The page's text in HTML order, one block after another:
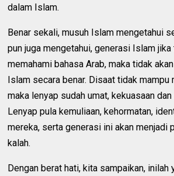
dalam Islam.
Benar sekali, musuh Islam mengetahui
pun juga mengetahui, generasi Islam
memahami bahasa Arab, maka tidak
Islam secara benar. Disaat tidak mampu
maka lenyap sudah umat, kekuasaan
Lenyap pula kemuliaan, kehormatan,
mereka, serta generasi ini akan menjadi
kalah.
Dengan berat hati, kita sampaikan, inilah